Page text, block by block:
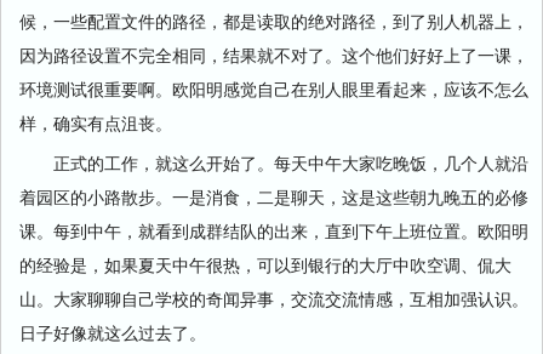
候，一些配置文件的路径，都是读取的绝对路径，到了别人机器上，
因为路径设置不完全相同，结果就不对了。这个他们好好上了一课，
环境测试很重要啊。欧阳明感觉自己在别人眼里看起来，应该不怎么
样，确实有点沮丧。
正式的工作，就这么开始了。每天中午大家吃晚饭，几个人就沿
着园区的小路散步。一是消食，二是聊天，这是这些朝九晚五的必修
课。每到中午，就看到成群结队的出来，直到下午上班位置。欧阳明
的经验是，如果夏天中午很热，可以到银行的大厅中吹空调、侃大
山。大家聊聊自己学校的奇闻异事，交流交流情感，互相加强认识。
日子好像就这么过去了。